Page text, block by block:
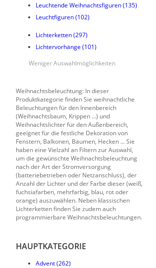
Leuchtende Weihnachtsfiguren(135)
Leuchtfiguren(102)
Lichterketten(297)
Lichtervorhänge (101)
Weniger Auswahlmöglichkeiten
Weihnachtsbeleuchtung: In dieser
Produktkategorie finden Sie weihnachtliche
Beleuchtungen für den Innenbereich
(Weihnachtsbaum, Krippen ...) und
Weihnachtslichter für den Außenbereich,
geeignet für die festliche Dekoration von
Fenstern, Balkonen, Bäumen, Hecken ... Sie
haben eine Vielzahl an Filtern zur Auswahl,
um die gewünschte Weihnachtsbeleuchtung
nach der Art der Stromversorgung
(batteriebetrieben oder Netzanschluss), der
Anzahl der Lichter und der Farbe dieser (weiß,
fuchsiafarben, mehrfarbig, blau, rot oder
orange) auszuwählen. Neben klassischen
Lichterketten finden Sie zudem auch
programmierbare Weihnachtsbeleuchtungen.
HAUPTKATEGORIE
Advent(262)